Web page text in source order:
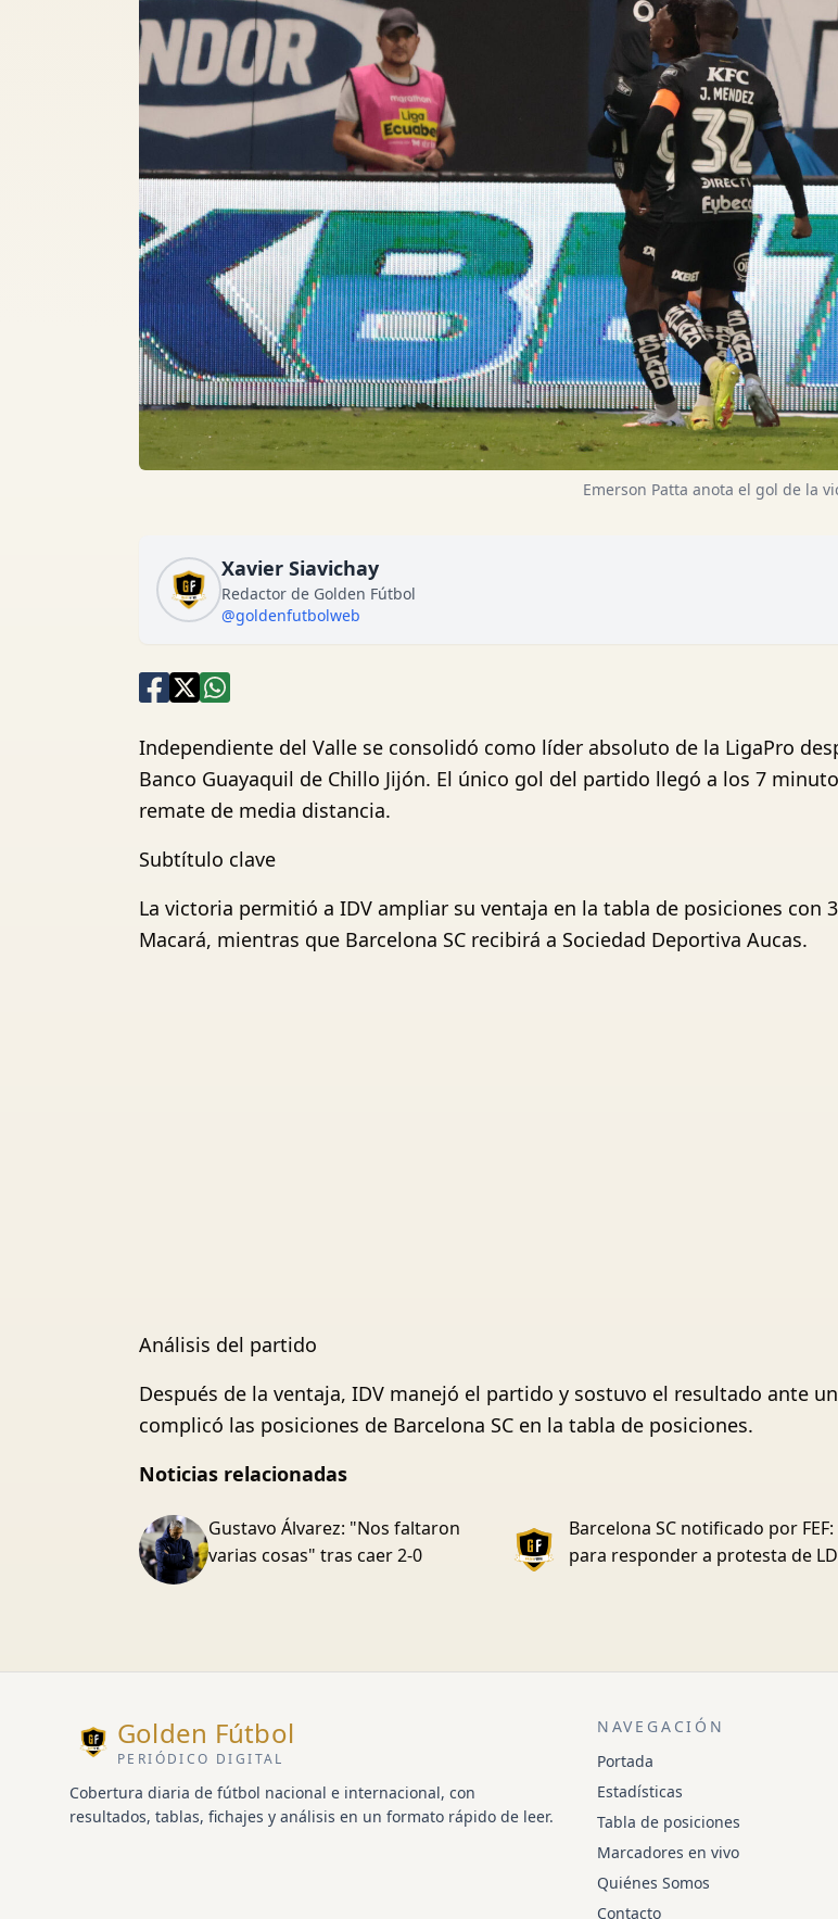
Emerson Patta anota el gol de la
Xavier Siavichay
Redactor de Golden Fútbol
@goldenfutbolweb
Independiente del Valle se consolidó como líder absoluto de la LigaPro
Banco Guayaquil de Chillo Jijón. El único gol del partido llegó a los 7
remate de media distancia.
Subtítulo clave
La victoria permitió a IDV ampliar su ventaja en la tabla de posiciones con
Macará, mientras que Barcelona SC recibirá a Sociedad Deportiva Aucas.
Análisis del partido
Después de la ventaja, IDV manejó el partido y sostuvo el resultado ante
complicó las posiciones de Barcelona SC en la tabla de posiciones.
Noticias relacionadas
Gustavo Álvarez: "Nos faltaron
varias cosas" tras caer 2-0
Barcelona SC notificado por
para responder a protesta de
Golden Fútbol
PERIÓDICO DIGITAL
Cobertura diaria de fútbol nacional e internacional, con
resultados, tablas, fichajes y análisis en un formato rápido de leer.
NAVEGACIÓN
Portada
Estadísticas
Tabla de posiciones
Marcadores en vivo
Quiénes Somos
Contacto